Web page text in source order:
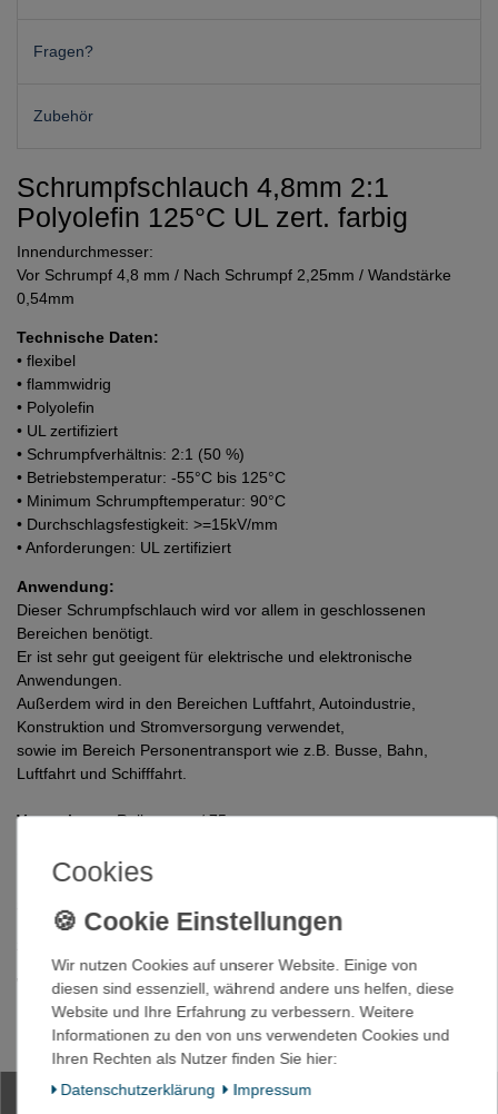
Fragen?
Zubehör
Schrumpfschlauch 4,8mm 2:1
Polyolefin 125°C UL zert. farbig
Innendurchmesser:
Vor Schrumpf 4,8 mm / Nach Schrumpf 2,25mm / Wandstärke
0,54mm
Technische Daten:
• flexibel
• flammwidrig
• Polyolefin
• UL zertifiziert
• Schrumpfverhältnis: 2:1 (50 %)
• Betriebstemperatur: -55°C bis 125°C
• Minimum Schrumpftemperatur: 90°C
• Durchschlagsfestigkeit: >=15kV/mm
• Anforderungen: UL zertifiziert
Anwendung:
Dieser Schrumpfschlauch wird vor allem in geschlossenen
Bereichen benötigt.
Er ist sehr gut geeigent für elektrische und elektronische
Anwendungen.
Außerdem wird in den Bereichen Luftfahrt, Autoindustrie,
Konstruktion und Stromversorgung verwendet,
sowie im Bereich Personentransport wie z.B. Busse, Bahn,
Luftfahrt und Schifffahrt.
Verpackung:Rollenware / 75 m
"Druckservice"
Sie möchten Ihren Schrumpfschlauch bedrucken ?
Wir bieten gerne an !
Mögliche Druckfarben sind : weiß / schwarz / blau / rot / grün
Cookies
Wir nutzen Cookies auf unserer Website. Einige von
diesen sind essenziell, während andere uns helfen, diese
Website und Ihre Erfahrung zu verbessern. Weitere
Informationen zu den von uns verwendeten Cookies und
Ihren Rechten als Nutzer finden Sie hier:
Daten­schutz­erklärung
Impressum